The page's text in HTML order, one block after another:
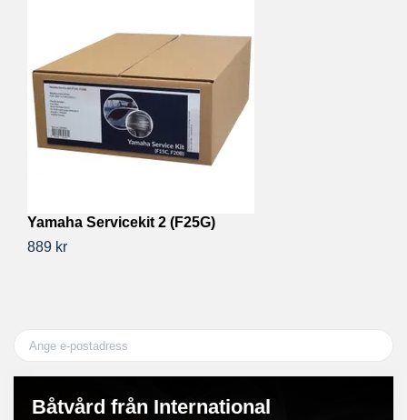
Båtvård från International
Yamaha Servicekit 2 (F25G)
889 kr